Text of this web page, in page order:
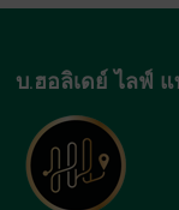
บ.ฮอลิเดย์ ไลฟ์